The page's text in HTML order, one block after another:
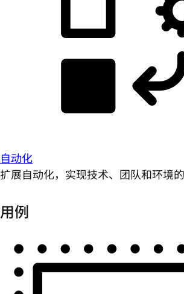
自动化
扩展自动化，实现技术、团队和环境的
用例